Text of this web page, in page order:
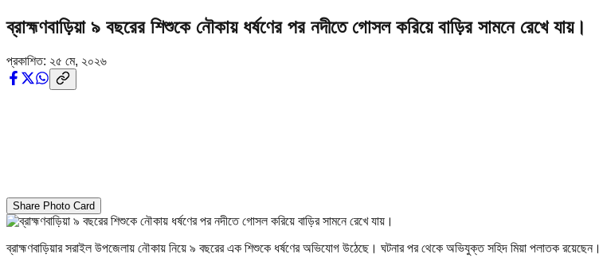
ব্রাহ্মণবাড়িয়া ৯ বছরের শিশুকে নৌকায় ধর্ষণের পর নদীতে গোসল করিয়ে বাড়ির সামনে রেখে যায়।
প্রকাশিত: ২৫ মে, ২০২৬
Share Photo Card
ব্রাহ্মণবাড়িয়ার সরাইল উপজেলায় নৌকায় নিয়ে ৯ বছরের এক শিশুকে ধর্ষণের অভিযোগ উঠেছে। ঘটনার পর থেকে অভিযুক্ত সহিদ মিয়া পলাতক রয়েছেন।